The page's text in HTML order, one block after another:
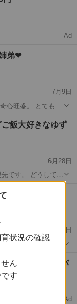
Ad
弟❤
7月9日
心旺盛。 とても仲
性格
飯大好きなゆず
6月28日
うしても
サギの男の子
6月22日
ウントが消えてし
中型免許ドライバ
Ad
状況の確認
ん
す